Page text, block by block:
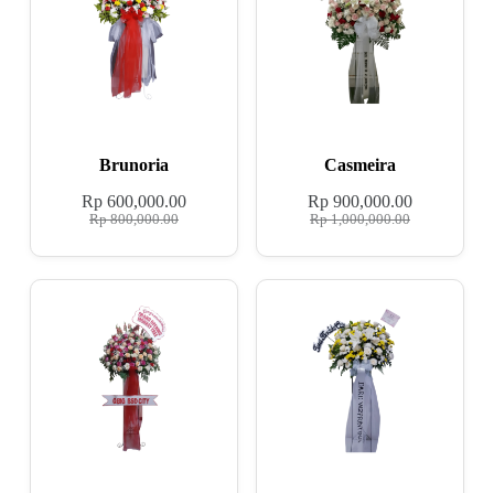
Brunoria
Rp800,000.00
Rp600,000.00
Casmeira
Rp1,000,000.00
Rp 900,000.00